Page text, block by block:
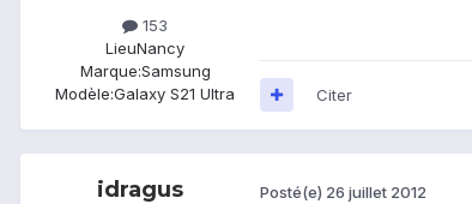
153
LieuNancy
Marque:Samsung
Modèle:Galaxy S21 Ultra Citer
idragus Posté(e) 26 juillet 2012